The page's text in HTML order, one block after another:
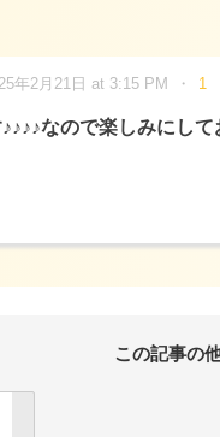
年2月21日 at 3:15 PM 1
なので楽しみにし
この記事の